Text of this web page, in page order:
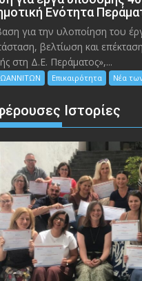
Ενότητα
για την υλοποίηση του
βελτίωση και
στη Δ.Ε. Περάματος»,...
Επικαιρότητα Νέα
Ιστορίες